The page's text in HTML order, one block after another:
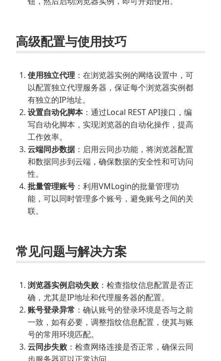
高级配置与使用技巧
使用独立代理 ：在浏览器实例的网络设置中，可
以配置独立代理服务器，保证每个浏览器实例都
有独立的IP地址。
设置自动化脚本：通过Local REST API接口，编
写自动化脚本，实现浏览器的自动化操作，提高
工作效率。
云端同步数据：启用云同步功能，将浏览器配置
和数据同步到云端，确保数据的安全性和可访问
性。
批量管理账号 ：利用VMLogin的批量管理功
能，可以同时管理多个账号，避免账号之间的关
联。
常见问题与解决方案
浏览器实例启动失败 ：检查指纹信息配置是否正
确，尤其是IP地址和代理服务器的配置。
账号登录异常 ：确认账号的登录环境是否与之前
一致，如有必要，调整指纹信息配置，使其与账
号的常用环境匹配。
云同步失败 ：检查网络连接是否正常，确保云同